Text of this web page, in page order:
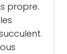
propre.